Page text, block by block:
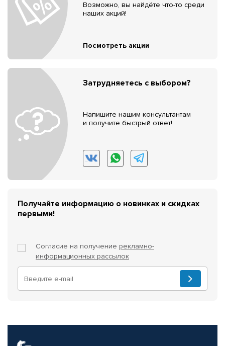
Возможно, вы найдёте что-то среди
наших акций!
Посмотреть акции
Затрудняетесь с выбором?
Напишите нашим консультантам
и получите быстрый ответ!
Получайте информацию о новинках и скидках
первыми!
Согласие на получение рекламно-
информационных рассылок